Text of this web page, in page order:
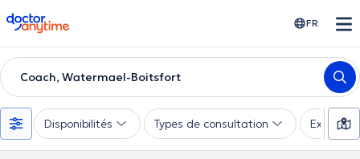
doctoranytime FR
Coach, Watermael-Boitsfort
Disponibilités Types de consultation Expertise